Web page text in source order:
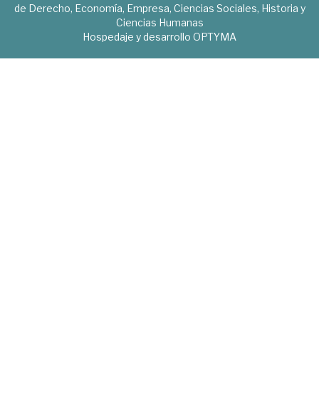
de Derecho, Economía, Empresa, Ciencias Sociales, Historia y
Ciencias Humanas
Hospedaje y desarrollo OPTYMA